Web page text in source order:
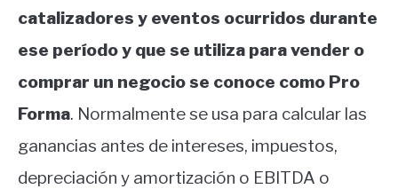
catalizadores y eventos ocurridos durante
ese período y que se utiliza para vender o
comprar un negocio se conoce como Pro
Forma. Normalmente se usa para calcular las
ganancias antes de intereses, impuestos,
depreciación y amortización o EBITDA o